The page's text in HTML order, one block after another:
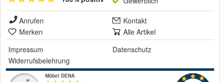
Anrufen
Kontakt
Merken
Alle Artikel
Impressum
Datenschutz
Widerrufsbelehrung